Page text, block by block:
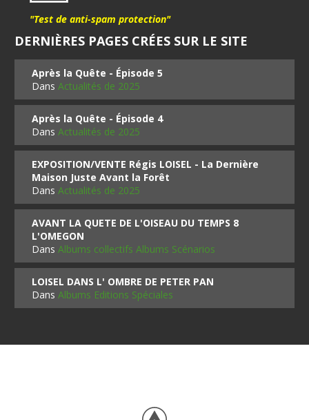
"Test de anti-spam protection"
DERNIÈRES PAGES CRÉES SUR LE SITE
Après la Quête - Épisode 5
DansActualités de 2025
Après la Quête - Épisode 4
DansActualités de 2025
EXPOSITION/VENTE Régis LOISEL - La Dernière
Maison Juste Avant la Forêt
DansActualités de 2025
AVANT LA QUETE DE L'OISEAU DU TEMPS 8
L'OMEGON
DansAlbums collectifs Albums Scénarios
LOISEL DANS L' OMBRE DE PETER PAN
DansAlbums Editions Spéciales